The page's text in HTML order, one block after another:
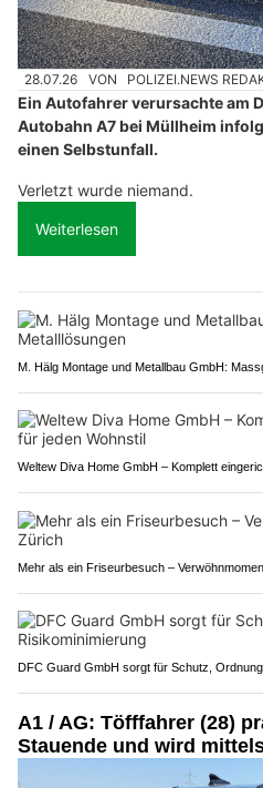
28.07.26 VON POLIZEI.NEWS
Ein Autofahrer verursachte am
Autobahn A7 bei Müllheim
einen Selbstunfall.
Verletzt wurde niemand.
Weiterlesen
M. Hälg Montage und Metallbau GmbH:
Weltew Diva Home GmbH – Komplett
Mehr als ein Friseurbesuch –
DFC Guard GmbH sorgt für Schutz,
A1 / AG: Töfffahrer (28)
Stauende und wird